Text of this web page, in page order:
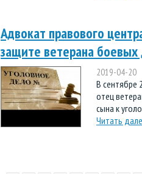
Адвокат правового
защите ветерана боевых
2019-04-20
В сентябре
отец
сына к
Читать